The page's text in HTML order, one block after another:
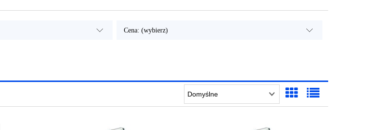
Cena: (wybierz)